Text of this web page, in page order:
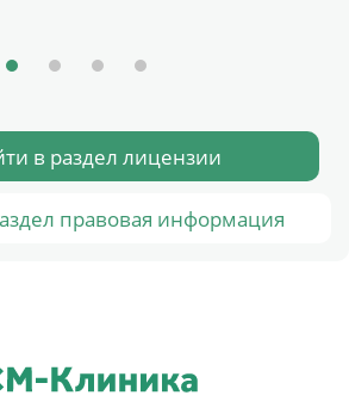
в раздел лицензии
правовая информация